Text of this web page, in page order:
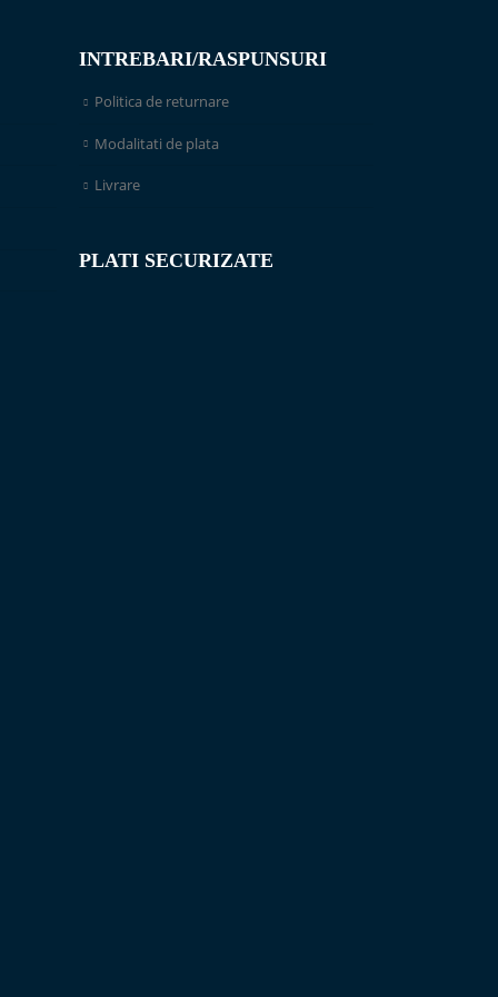
INTREBARI/RASPUNSURI
Politica de returnare
Modalitati de plata
Livrare
PLATI SECURIZATE